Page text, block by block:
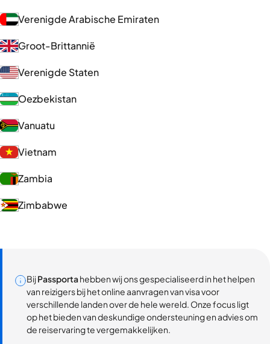
Verenigde Arabische Emiraten
Groot-Brittannië
Verenigde Staten
Oezbekistan
Vanuatu
Vietnam
Zambia
Zimbabwe
BijPassportahebben wij ons gespecialiseerd in het helpen
van reizigers bij het online aanvragen van visa voor
verschillende landen over de hele wereld. Onze focus ligt
op het bieden van deskundige ondersteuning en advies om
de reiservaring te vergemakkelijken.